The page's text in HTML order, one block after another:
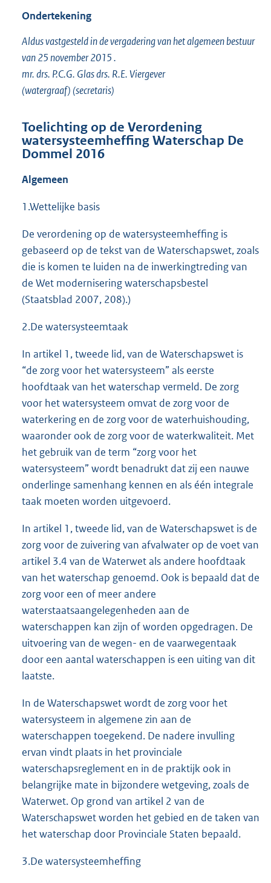
Ondertekening
Aldus vastgesteld in de vergadering van het algemeen bestuur
van 25 november 2015 .
mr. drs. P.C.G. Glas drs. R.E. Viergever
(watergraaf) (secretaris)
Toelichting op de Verordening
watersysteemheffing Waterschap De
Dommel 2016
Algemeen
1.Wettelijke basis
De verordening op de watersysteemheffing is
gebaseerd op de tekst van de Waterschapswet, zoals
die is komen te luiden na de inwerkingtreding van
de Wet modernisering waterschapsbestel
(Staatsblad 2007, 208).)
2.De watersysteemtaak
In artikel 1, tweede lid, van de Waterschapswet is
“de zorg voor het watersysteem” als eerste
hoofdtaak van het waterschap vermeld. De zorg
voor het watersysteem omvat de zorg voor de
waterkering en de zorg voor de waterhuishouding,
waaronder ook de zorg voor de waterkwaliteit. Met
het gebruik van de term “zorg voor het
watersysteem” wordt benadrukt dat zij een nauwe
onderlinge samenhang kennen en als één integrale
taak moeten worden uitgevoerd.
In artikel 1, tweede lid, van de Waterschapswet is de
zorg voor de zuivering van afvalwater op de voet van
artikel 3.4 van de Waterwet als andere hoofdtaak
van het waterschap genoemd. Ook is bepaald dat de
zorg voor een of meer andere
waterstaatsaangelegenheden aan de
waterschappen kan zijn of worden opgedragen. De
uitvoering van de wegen- en de vaarwegentaak
door een aantal waterschappen is een uiting van dit
laatste.
In de Waterschapswet wordt de zorg voor het
watersysteem in algemene zin aan de
waterschappen toegekend. De nadere invulling
ervan vindt plaats in het provinciale
waterschapsreglement en in de praktijk ook in
belangrijke mate in bijzondere wetgeving, zoals de
Waterwet. Op grond van artikel 2 van de
Waterschapswet worden het gebied en de taken van
het waterschap door Provinciale Staten bepaald.
3.De watersysteemheffing